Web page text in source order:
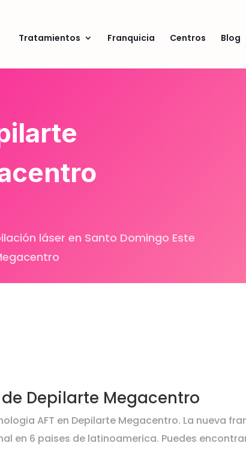
Tratamientos Franquicia Centros Blog
láser en Santo Domingo Este
Depilarte Megacentro
AFT en Depilarte Megacentro. La nueva
en 6 paises de latinoamerica. Puedes